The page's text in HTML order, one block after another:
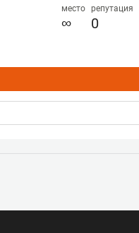
место
∞
репутация
0